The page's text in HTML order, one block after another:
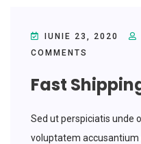
IUNIE 23, 2020
COMMENTS
Fast
Sed ut perspiciatis unde
voluptatem